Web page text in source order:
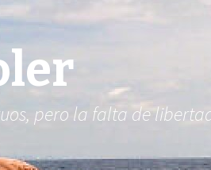
pero la falta de